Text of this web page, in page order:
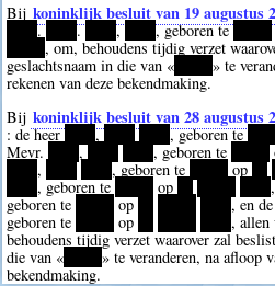
Bij koninklijk besluit van 19 augustus
****. ****. ****, ****, geboren te *****
*****, om, behoudens tijdig verzet
geslachtsnaam in die van « *****» te
rekenen van deze bekendmaking.
Bij koninklijk besluit van 28 augustus
: de heer
, , geboren te
Mevr.
****, **** ****, geboren te *****
, **** ****, geboren te op **
, geboren te op **
geboren te
op ****, en
geboren te
op , allen
behoudens tijdig verzet waarover zal
die van « *****» te veranderen, na afloop
bekendmaking.